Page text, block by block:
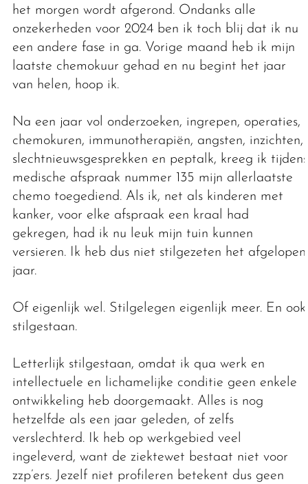
het morgen wordt afgerond. Ondanks alle
onzekerheden voor 2024 ben ik toch blij dat ik nu
een andere fase in ga. Vorige maand heb ik mijn
laatste chemokuur gehad en nu begint het jaar
van helen, hoop ik.
Na een jaar vol onderzoeken, ingrepen, operaties,
chemokuren, immunotherapiën, angsten, inzichten,
slechtnieuwsgesprekken en peptalk, kreeg ik tijdens
medische afspraak nummer 135 mijn allerlaatste
chemo toegediend. Als ik, net als kinderen met
kanker, voor elke afspraak een kraal had
gekregen, had ik nu leuk mijn tuin kunnen
versieren. Ik heb dus niet stilgezeten het afgelopen
jaar.
Of eigenlijk wel. Stilgelegen eigenlijk meer. En ook
stilgestaan.
Letterlijk stilgestaan, omdat ik qua werk en
intellectuele en lichamelijke conditie geen enkele
ontwikkeling heb doorgemaakt. Alles is nog
hetzelfde als een jaar geleden, of zelfs
verslechterd. Ik heb op werkgebied veel
ingeleverd, want de ziektewet bestaat niet voor
zzp’ers. Jezelf niet profileren betekent dus geen